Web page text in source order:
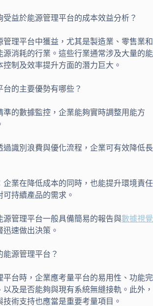
受益於能源管理平台的成本效益分析？
管理平台中獲益，尤其是製造業、零售業和
源消耗的行業。這些行業通常涉及大量的能
制及效率提升方面的潛力巨大。
台的主要優勢有哪些？
準的數據監控，企業能夠實時調整用能方
過識別浪費與優化流程，企業可有效降低長
企業在降低成本的同時，也能提升環境責任
持續產品的需求。
源管理平台一般具備簡易的報告與數據視覺
速做出決策。
能源管理平台？
平台時，企業應考量平台的易用性、功能完
及是否能夠與現有系統無縫接軌。此外，
術支持也應當是重要考量項目。